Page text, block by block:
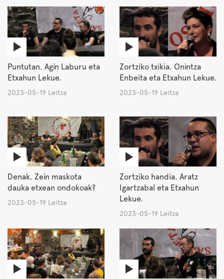
Puntutan. Agin Laburu eta
Etxahun Lekue.
2023-05-19 Leitza
Zortziko txikia. Onintza
Enbeita eta Etxahun Lekue.
2023-05-19 Leitza
Denak. Zein maskota
dauka etxean ondokoak?
2023-05-19 Leitza
Zortziko handia. Aratz
Igartzabal eta Etxahun
Lekue.
2023-05-19 Leitza